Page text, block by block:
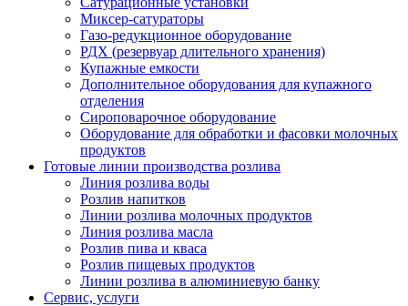
Миксер-сатураторы
Газо-редукционное оборудование
РДХ (резервуар длительного хранения)
Купажные емкости
Дополнительное оборудования для купажного
отделения
Сироповарочное оборудование
Оборудование для обработки и фасовки молочных
продуктов
Готовые линии производства розлива
Линия розлива воды
Розлив напитков
Линии розлива молочных продуктов
Линия розлива масла
Розлив пива и кваса
Розлив пищевых продуктов
Линии розлива в алюминиевую банку
Сервис, услуги